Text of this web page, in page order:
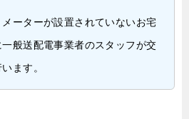
ーターが設置されていないお宅
般送配電事業者のスタッフが交
ます。